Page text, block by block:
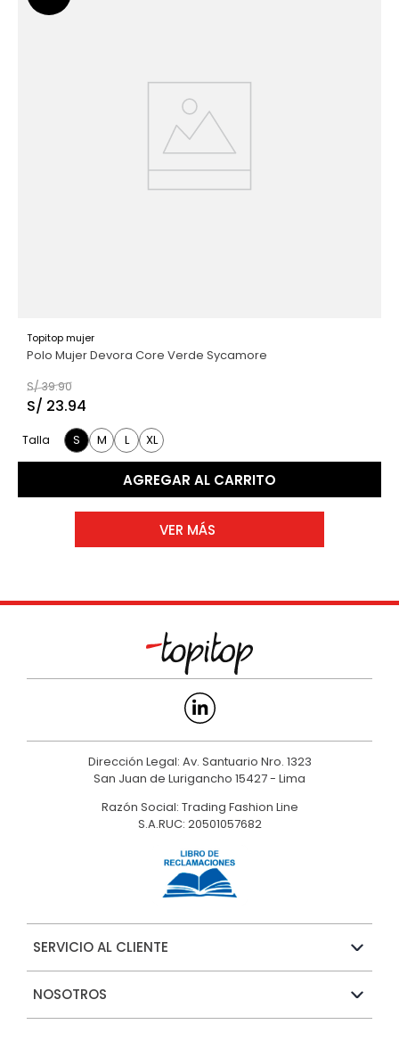
Topitop mujer
Polo Mujer Devora Core Verde Sycamore
S/39.90
S/ 23.94
Talla S M L XL
AGREGAR AL CARRITO
Dirección Legal: Av. Santuario Nro. 1323
San Juan de Lurigancho 15427 - Lima
Razón Social: Trading Fashion Line
S.A.RUC: 20501057682
SERVICIO AL CLIENTE
NOSOTROS